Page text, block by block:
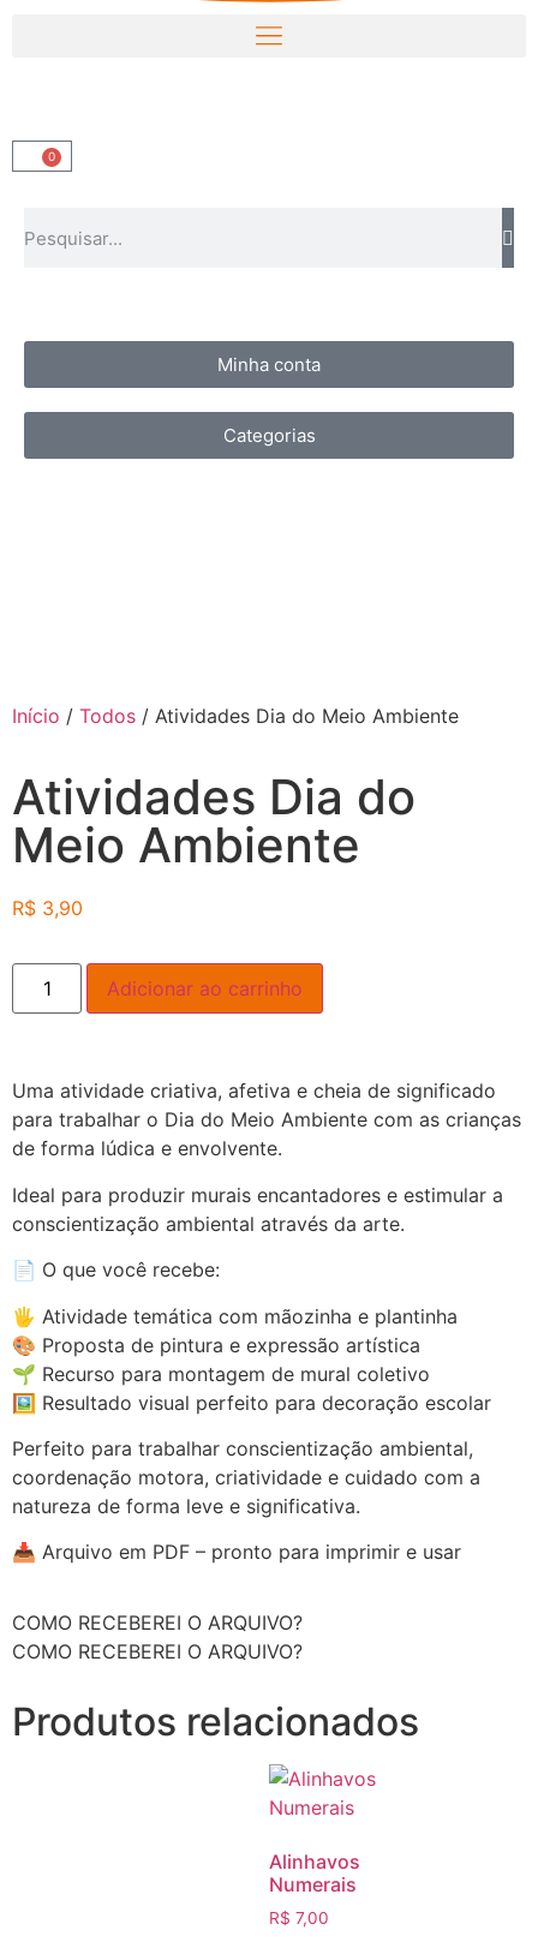
0
Minha conta
Categorias
Início / Todos / Atividades Dia do Meio Ambiente
Atividades Dia do
Meio Ambiente
R$ 3,90
Adicionar ao carrinho
Uma atividade criativa, afetiva e cheia de significado
para trabalhar o Dia do Meio Ambiente com as crianças
de forma lúdica e envolvente.
Ideal para produzir murais encantadores e estimular a
conscientização ambiental através da arte.
📄 O que você recebe:
🖐️ Atividade temática com mãozinha e plantinha
🎨 Proposta de pintura e expressão artística
🌱 Recurso para montagem de mural coletivo
🖼️ Resultado visual perfeito para decoração escolar
Perfeito para trabalhar conscientização ambiental,
coordenação motora, criatividade e cuidado com a
natureza de forma leve e significativa.
📥 Arquivo em PDF – pronto para imprimir e usar
COMO RECEBEREI O ARQUIVO?
COMO RECEBEREI O ARQUIVO?
Produtos relacionados
Alinhavos
Numerais
R$ 7,00